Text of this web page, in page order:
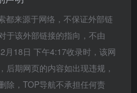
都来源于网络，不保证外部链
于该外部链接的指向，不由
月18日 下午4:17收录时，该网
后期网页的内容如出现违规，
除，TOP导航不承担任何责